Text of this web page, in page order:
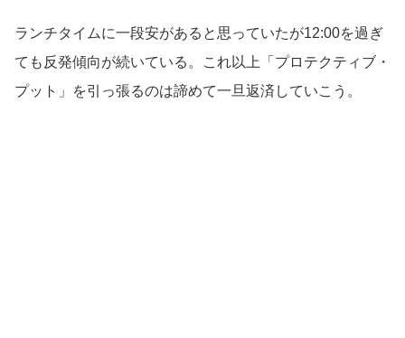
ランチタイムに一段安があると思っていたが12:00を過ぎ
ても反発傾向が続いている。これ以上「プロテクティブ・
プット」を引っ張るのは諦めて一旦返済していこう。